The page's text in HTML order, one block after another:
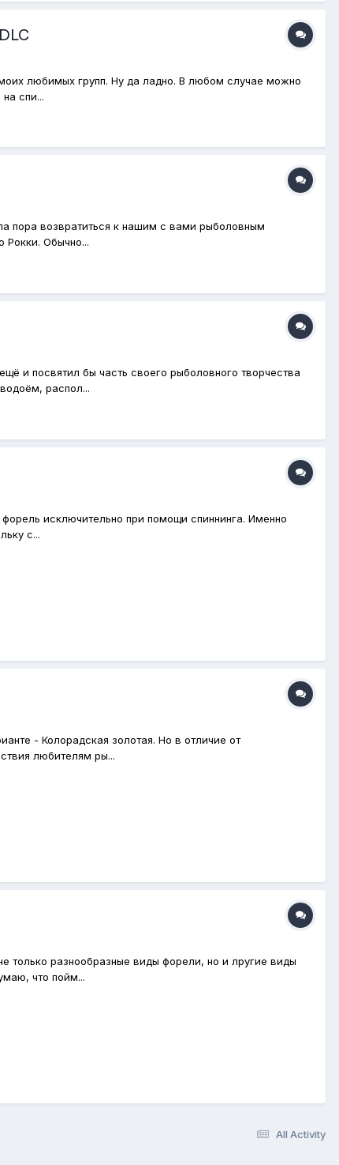
любимых групп. Ну да ладно. В любом случае можно
спи...
пора возвратиться к нашим с вами рыболовным
Рокки. Обычно...
и посвятил бы часть своего рыболовного творчества
распол...
исключительно при помощи спиннинга. Именно
с...
- Колорадская золотая. Но в отличие от
любителям ры...
разнообразные виды форели, но и лругие виды
что пойм...
All Activity